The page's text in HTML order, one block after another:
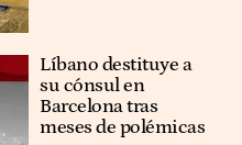
Líbano destituye a
su cónsul en
Barcelona tras
meses de polémicas